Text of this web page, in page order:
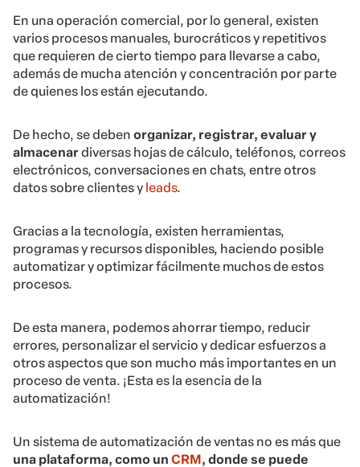
En una operación comercial, por lo general, existen
varios procesos manuales, burocráticos y repetitivos
que requieren de cierto tiempo para llevarse a cabo,
además de mucha atención y concentración por parte
de quienes los están ejecutando.
De hecho, se deben organizar, registrar, evaluar y
almacenardiversas hojas de cálculo, teléfonos, correos
electrónicos, conversaciones en chats, entre otros
datos sobre clientes y leads.
Gracias a la tecnología, existen herramientas,
programas y recursos disponibles, haciendo posible
automatizar y optimizar fácilmente muchos de estos
procesos.
De esta manera, podemos ahorrar tiempo, reducir
errores, personalizar el servicio y dedicar esfuerzos a
otros aspectos que son mucho más importantes en un
proceso de venta. ¡Esta es la esencia de la
automatización!
Un sistema de automatización de ventas no es más que
una plataforma, como un CRM, donde se puede